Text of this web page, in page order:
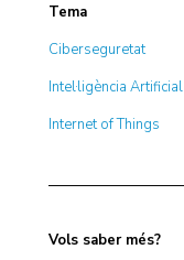
Tema
Ciberseguretat
Intel·ligència Artificial
Internet of Things
Vols saber més?